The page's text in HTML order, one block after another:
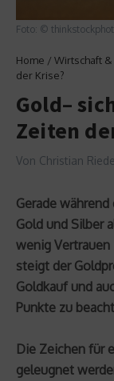
Foto: ©
Home / Wirtschaft
der Krise?
Gold–
Zeiten
Von Christian
Gerade
Gold und Silber
wenig Vertrauen
steigt der
Goldkauf und
Punkte zu
Die Zeichen für
geleugnet